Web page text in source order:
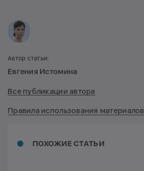
ПОХОЖИЕ СТАТЬИ
Автор статьи:
Евгения Истомина
Все публикации автора
Правила использования материалов